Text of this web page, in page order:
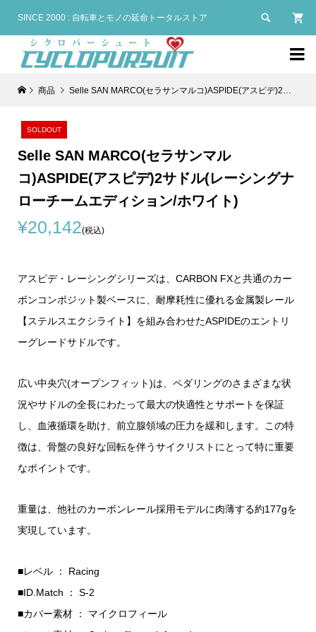
SINCE 2000 : 自転車とモノの延命トータルストア 

商品 Selle SAN MARCO(セラサンマルコ)ASPIDE(アスピデ)2サドル(レーシングナローチームエディション/ホワイト)
SOLDOUT
Selle SAN MARCO(セラサンマル
コ)ASPIDE(アスピデ)2サドル(レーシングナ
ローチームエディション/ホワイト)
¥20,142(税込)
アスピデ・レーシングシリーズは、CARBON FXと共通のカー
ボンコンポジット製ベースに、耐摩耗性に優れる金属製レール
【ステルスエクシライト】を組み合わせたASPIDEのエントリ
ーグレードサドルです。
広い中央穴(オープンフィット)は、ペダリングのさまざまな状
況やサドルの全長にわたって最大の快適性とサポートを保証
し、血液循環を助け、前立腺領域の圧力を緩和します。この特
徴は、骨盤の良好な回転を伴うサイクリストにとって特に重要
なポイントです。
重量は、他社のカーボンレール採用モデルに肉薄する約177gを
実現しています。
■レベル ： Racing
■ID.Match ： S-2
■カバー素材 ： マイクロフィール